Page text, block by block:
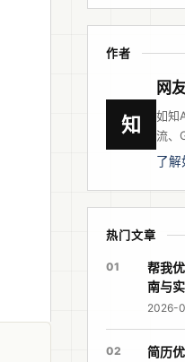
作者
知
网
如知
流、
了
热门文章
01
帮我
南与
2026-
02
简历